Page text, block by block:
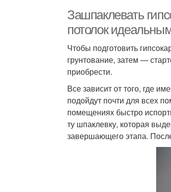
Зашпаклевать
потолок
Чтобы подготовить
грунтование, затем —
приобрести.
Все зависит от того, где
подойдут почти для всех
помещениях быстро
ту шпаклевку, которая
завершающего этапа.